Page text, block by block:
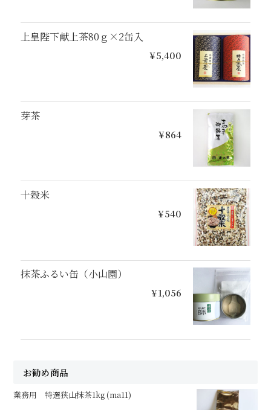
上皇陛下献上茶80ｇ×2缶入
¥5,400
芽茶
¥864
十穀米
¥540
抹茶ふるい缶（小山園）
¥1,056
お勧め商品
業務用 特選狭山抹茶1kg (ma11)